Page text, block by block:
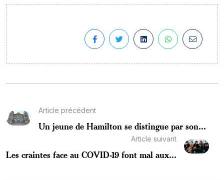
Article précédent
Un jeune de Hamilton se distingue par son...
Article suivant
Les craintes face au COVID-19 font mal aux...